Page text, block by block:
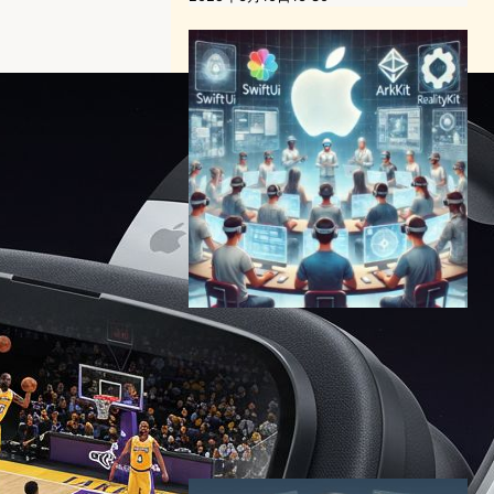
Apple Vision Pro開発者イベ
ント：visionOSアプリ開発の
未来を探る
VR/ARニュース
Apple Vision Pro
2024年10月7日16:10